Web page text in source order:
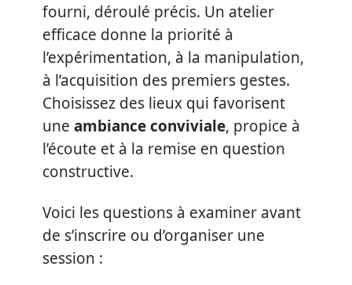
fourni, déroulé précis. Un atelier
efficace donne la priorité à
l’expérimentation, à la manipulation,
à l’acquisition des premiers gestes.
Choisissez des lieux qui favorisent
une ambiance conviviale, propice à
l’écoute et à la remise en question
constructive.
Voici les questions à examiner avant
de s’inscrire ou d’organiser une
session :